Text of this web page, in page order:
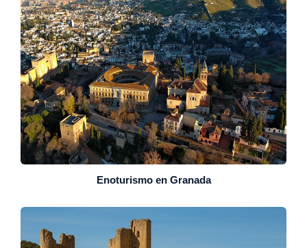
Enoturismo en Granada